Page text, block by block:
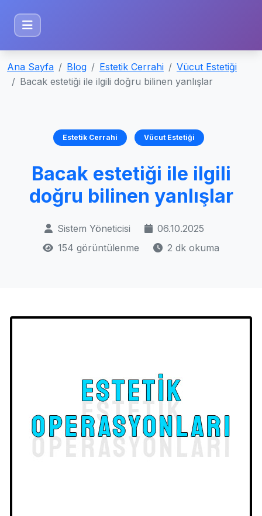
Ana Sayfa Blog Estetik Cerrahi
Vücut Estetiği
Bacak estetiği ile ilgili doğru bilinen yanlışlar
Estetik Cerrahi Vücut Estetiği
Bacak estetiği ile ilgili
doğru bilinen yanlışlar
Sistem Yöneticisi
06.10.2025
154 görüntülenme
2 dk okuma